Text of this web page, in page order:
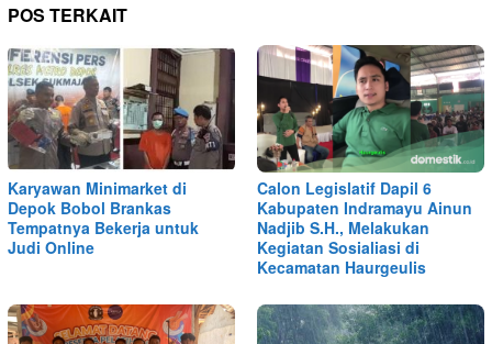
POS TERKAIT
Karyawan Minimarket di
Depok Bobol Brankas
Tempatnya Bekerja untuk
Judi Online
Calon Legislatif Dapil 6
Kabupaten Indramayu Ainun
Nadjib S.H., Melakukan
Kegiatan Sosialiasi di
Kecamatan Haurgeulis